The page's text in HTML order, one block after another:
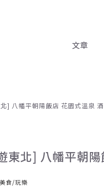
文章
] 八幡平朝陽飯店 花園式溫泉 酒
東北] 八幡平朝陽
食/玩樂